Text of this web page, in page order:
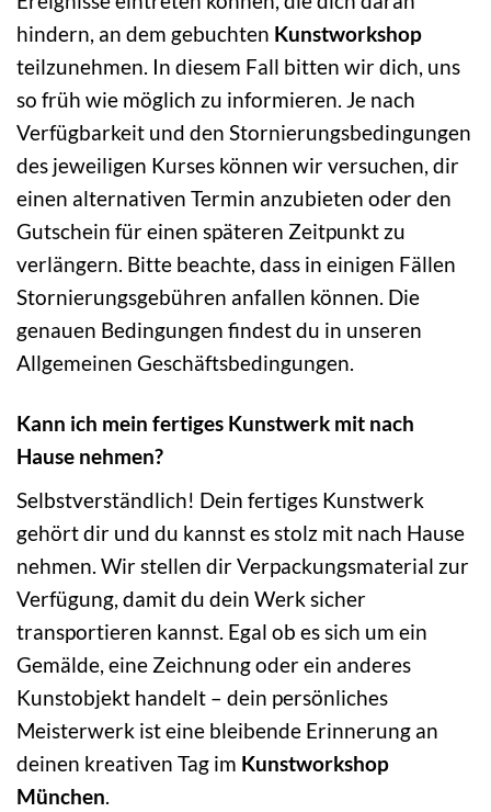
hindern, an dem gebuchten Kunstworkshop
teilzunehmen. In diesem Fall bitten wir dich, uns
so früh wie möglich zu informieren. Je nach
Verfügbarkeit und den Stornierungsbedingungen
des jeweiligen Kurses können wir versuchen, dir
einen alternativen Termin anzubieten oder den
Gutschein für einen späteren Zeitpunkt zu
verlängern. Bitte beachte, dass in einigen Fällen
Stornierungsgebühren anfallen können. Die
genauen Bedingungen findest du in unseren
Allgemeinen Geschäftsbedingungen.
Kann ich mein fertiges Kunstwerk mit nach
Hause nehmen?
Selbstverständlich! Dein fertiges Kunstwerk
gehört dir und du kannst es stolz mit nach Hause
nehmen. Wir stellen dir Verpackungsmaterial zur
Verfügung, damit du dein Werk sicher
transportieren kannst. Egal ob es sich um ein
Gemälde, eine Zeichnung oder ein anderes
Kunstobjekt handelt – dein persönliches
Meisterwerk ist eine bleibende Erinnerung an
deinen kreativen Tag im Kunstworkshop
München